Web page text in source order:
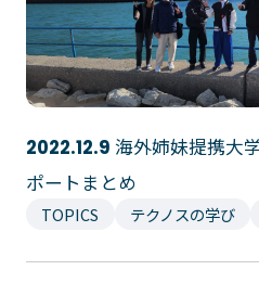
Copyright © Technos
2022.12.9 海外姉妹提携大
ポートまとめ
TOPICS テクノスの学び